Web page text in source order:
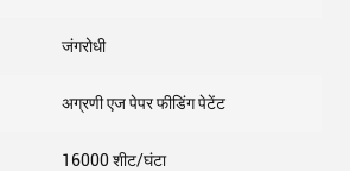
जंगरोधी
अग्रणी एज पेपर फीडिंग पेटेंट
16000 शीट/घंटा